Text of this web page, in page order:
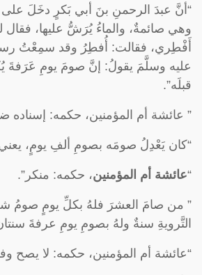
“أنَّ عبدَ الرحمنِ بنَ أبي بَكرٍ دخَلَ
وهي صائمةٌ، والماءُ يُرَشُّ عليها، فقال
أَفْطِري، فقالت: أُفطِرُ وقد سمِعْتُ
عليه وسلَّمَ يقولُ: إنَّ صومَ يومِ عَرَفةَ
قبلَه”.
” عائشة أم المؤمنين، حكمه: إسناده
“كان يَعْدِلُ صومَه بصومِ ألفِ يومٍ،
“عائشة أم المؤمنين، حكمه: منكر”.
” من صامَ العشرَ فلهُ بكلِّ يومٍ صومُ
التَّرويةِ سنةٌ ولهُ بصومِ يومِ عرفةَ
“عائشة أم المؤمنين، حكمه: لا يصح